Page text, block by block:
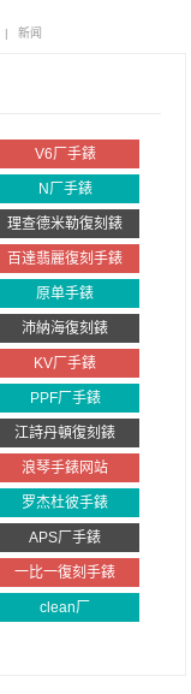
新闻
V6厂手錶
N厂手錶
理查德米勒復刻錶
百達翡麗復刻手錶
原单手錶
沛納海復刻錶
KV厂手錶
PPF厂手錶
江詩丹頓復刻錶
浪琴手錶网站
罗杰杜彼手錶
APS厂手錶
一比一復刻手錶
clean厂